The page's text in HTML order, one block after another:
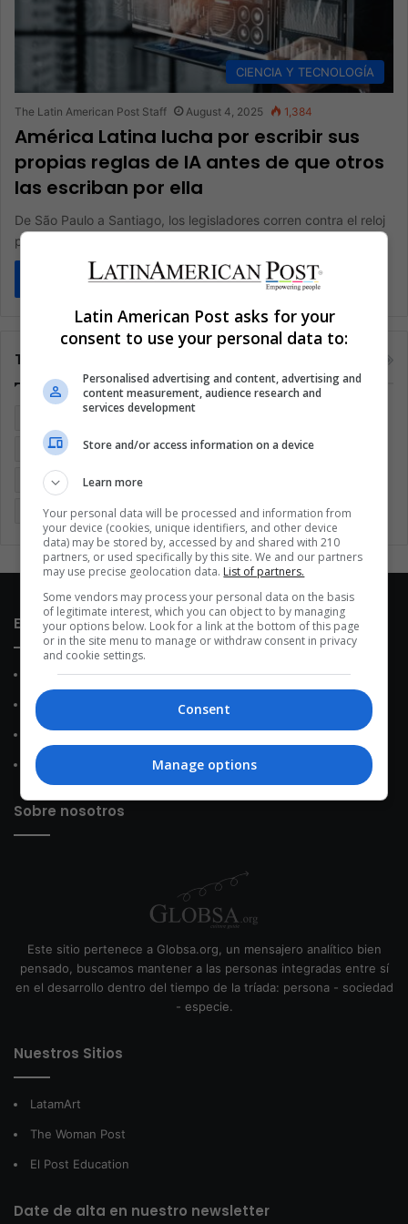
CIENCIA Y TECNOLOGÍA
The Latin American Post Staff August 4, 2025 1,384
América Latina lucha por escribir sus
propias reglas de IA antes de que otros
las escriban por ella
De São Paulo a Santiago, los legisladores corren contra el reloj
para crear un modelo de regulación de inteligencia artificial…
Read More »
Tags
Cine y televisión
Covid 19 Cuarentena Deportes Economía
Entretenimiento Fútbol
Mundo México Música Negocios Politica
Enlaces de interés
Sobre Nosotros
Contacto
Política de Privacidad
Política de Cookies
Sobre nosotros
Este sitio pertenece a Globsa.org, un mensajero analítico bien
pensado, buscamos mantener a las personas integradas entre sí
en el desarrollo dentro del tiempo de la tríada: persona - sociedad
- especie.
Nuestros Sitios
LatamArt
The Woman Post
El Post Education
Date de alta en nuestro newsletter
Latin American Post asks for your
consent to use your personal data to:
Personalised advertising and content, advertising and
content measurement, audience research and
services development
Store and/or access information on a device
Learn more
Your personal data will be processed and information from
your device (cookies, unique identifiers, and other device
data) may be stored by, accessed by and shared with 210
partners, or used specifically by this site. We and our partners
may use precise geolocation data. List of partners.
Some vendors may process your personal data on the basis
of legitimate interest, which you can object to by managing
your options below. Look for a link at the bottom of this page
or in the site menu to manage or withdraw consent in privacy
and cookie settings.
Consent
Manage options